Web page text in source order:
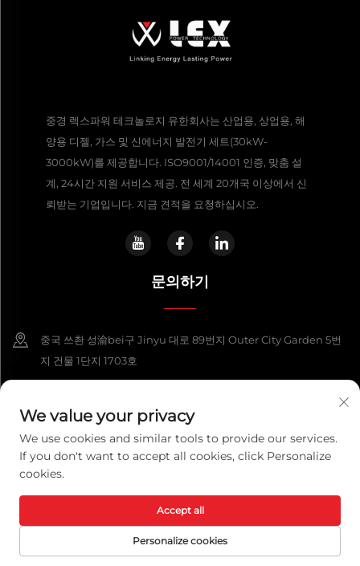
중경 렉스파워 테크놀로지 유한회사는 산업용, 상업용, 해
양용 디젤, 가스 및 신에너지 발전기 세트(30kW-
3000kW)를 제공합니다. ISO9001/14001 인증, 맞춤 설
계, 24시간 지원 서비스 제공. 전 세계 20개국 이상에서 신
뢰받는 기업입니다. 지금 견적을 요청하십시오.
문의하기
중국 쓰촨 성渝bei구 Jinyu 대로 89번지 Outer City Garden 5번
지 건물 1단지 1703호
[email protected]
호정책
We value your privacy
We use cookies and similar tools to provide our services.
If you don't want to accept all cookies, click Personalize
cookies.
Personalize cookies
Accept all